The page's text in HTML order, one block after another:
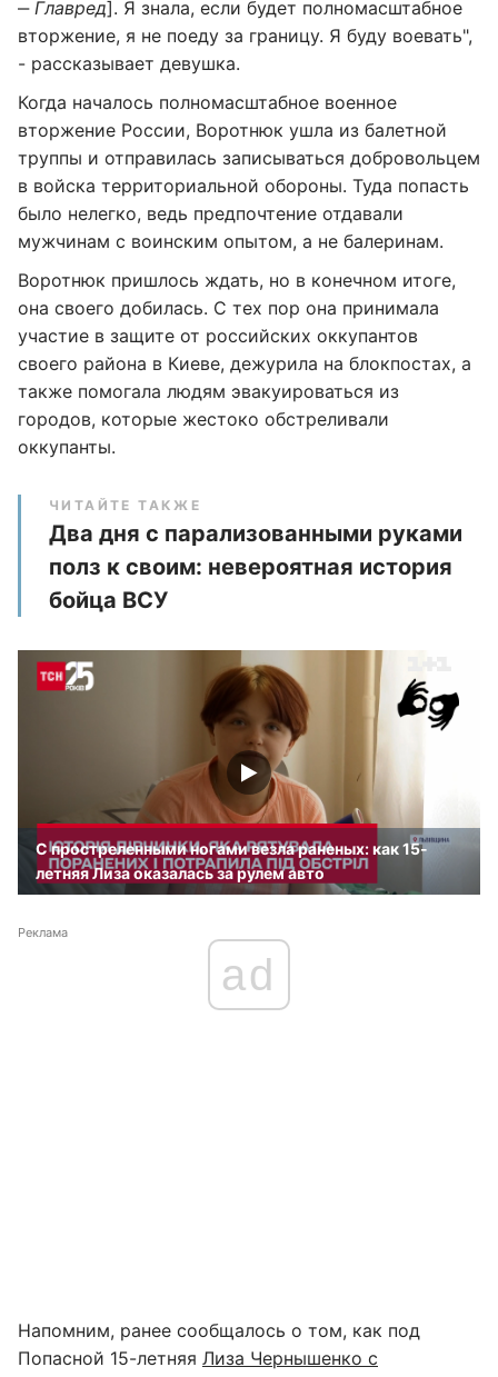
‒ Главред]. Я знала, если будет полномасштабное
вторжение, я не поеду за границу. Я буду воевать",
- рассказывает девушка.
Когда началось полномасштабное военное
вторжение России, Воротнюк ушла из балетной
труппы и отправилась записываться добровольцем
в войска территориальной обороны. Туда попасть
было нелегко, ведь предпочтение отдавали
мужчинам с воинским опытом, а не балеринам.
Воротнюк пришлось ждать, но в конечном итоге,
она своего добилась. С тех пор она принимала
участие в защите от российских оккупантов
своего района в Киеве, дежурила на блокпостах, а
также помогала людям эвакуироваться из
городов, которые жестоко обстреливали
оккупанты.
ЧИТАЙТЕ ТАКЖЕ
Два дня с парализованными руками
полз к своим: невероятная история
бойца ВСУ
С простреленными ногами везла раненых: как 15-
летняя Лиза оказалась за рулем авто
Реклама
ad
Напомним, ранее сообщалось о том, как под
Попасной 15-летняя Лиза Чернышенко с